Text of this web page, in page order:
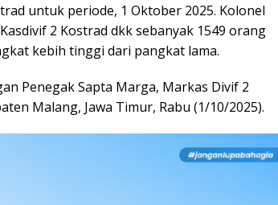
untuk periode, 1 Oktober 2025. Kolonel
2 Kostrad dkk sebanyak 1549 orang
kebih tinggi dari pangkat lama.
Penegak Sapta Marga, Markas Divif 2
Malang, Jawa Timur, Rabu (1/10/2025).